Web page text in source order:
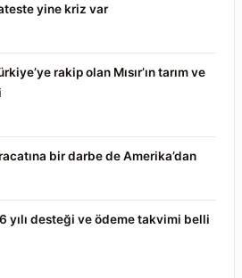
yine kriz var
rakip olan Mısır’ın tarım ve
bir darbe de Amerika’dan
yılı desteği ve ödeme takvimi belli